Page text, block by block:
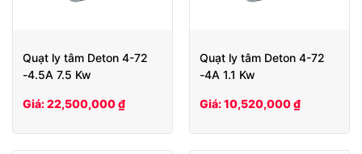
Quạt ly tâm Deton 4-72
-4.5A 7.5 Kw
Giá: 22,500,000 ₫
Quạt ly tâm Deton 4-72
-4A 1.1 Kw
Giá: 10,520,000 ₫